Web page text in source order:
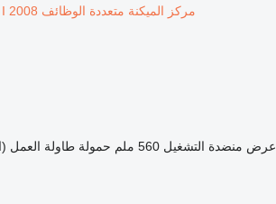
مركز الميكنة متعددة الوظائف Deckel Maho DMC 835 V I Vertical Machining Center I 2008
عرض منضدة التشغيل 560 ملم حمولة طاولة العمل